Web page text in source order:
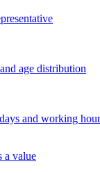
age distribution
and working
a value